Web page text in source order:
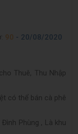
90 - 20/08/2020
Thuê, Thu Nhập
có thể bán cà phê
Phùng , Là khu